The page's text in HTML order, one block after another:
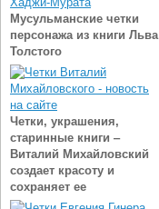
Мусульманские четки
персонажа из книги Льва
Толстого
Четки, украшения,
старинные книги ‒
Виталий Михайловский
создает красоту и
сохраняет ее